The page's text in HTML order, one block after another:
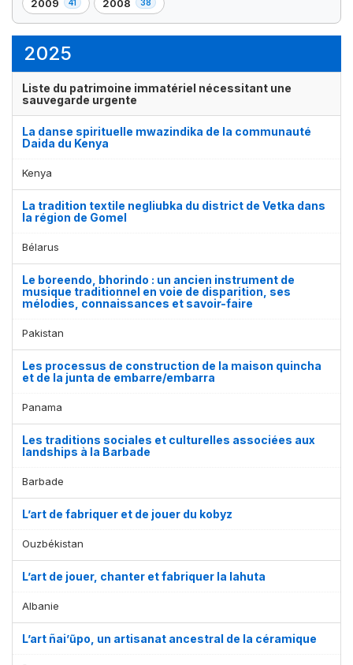
élément(s)
élément(s)
2009 41
,
41
2008 38
,
38
2025
Liste du patrimoine immatériel nécessitant une
sauvegarde urgente
La danse spirituelle mwazindika de la communauté
Daida du Kenya
Kenya
La tradition textile negliubka du district de Vetka dans
la région de Gomel
Bélarus
Le boreendo, bhorindo : un ancien instrument de
musique traditionnel en voie de disparition, ses
mélodies, connaissances et savoir-faire
Pakistan
Les processus de construction de la maison quincha
et de la junta de embarre/embarra
Panama
Les traditions sociales et culturelles associées aux
landships à la Barbade
Barbade
L’art de fabriquer et de jouer du kobyz
Ouzbékistan
L’art de jouer, chanter et fabriquer la lahuta
Albanie
L’art ñai’ũpo, un artisanat ancestral de la céramique